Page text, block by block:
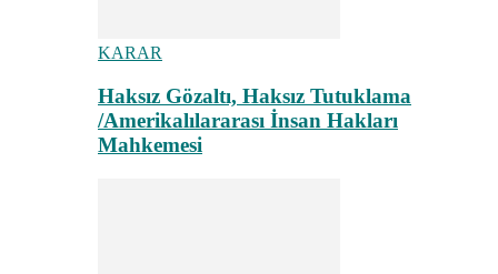
KARAR
Haksız Gözaltı, Haksız Tutuklama
/Amerikalılararası İnsan Hakları
Mahkemesi